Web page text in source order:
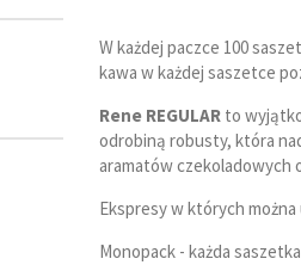
W każdej paczce 100
kawa w każdej saszetce
Rene REGULAR to
odrobiną robusty, która
aramatów czekoladowych
Ekspresy w których
Monopack - każda